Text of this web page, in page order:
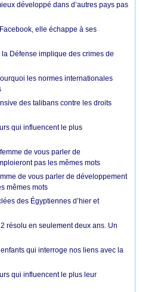
développé dans d’autres pays pas
elle échappe à ses
Défense implique des crimes de
les normes internationales
des talibans contre les droits
qui influencent le plus
de vous parler de
pas les mêmes mots
de vous parler de développement
mêmes mots
des Égyptiennes d’hier et
résolu en seulement deux ans. Un
qui interroge nos liens avec la
qui influencent le plus leur